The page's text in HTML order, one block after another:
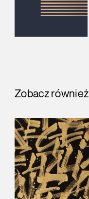
Zobacz również